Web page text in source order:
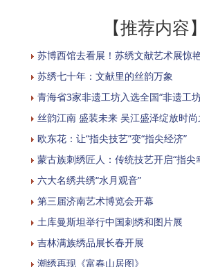
【推荐内容】
苏博西馆去看展！苏绣文献艺术展惊
苏绣七十年：文献里的丝韵万象
青海省3家非遗工坊入选全国“非遗工
丝韵江南 盛装未来 吴江盛泽绽放时尚
欧东花：让“指尖技艺”变“指尖经济”
蒙古族刺绣匠人：传统技艺开启“指尖
六大名绣共绣“水月观音”
第三届济南艺术博览会开幕
土库曼斯坦举行中国刺绣和图片展
吉林满族绣品展长春开展
潮绣再现《富春山居图》